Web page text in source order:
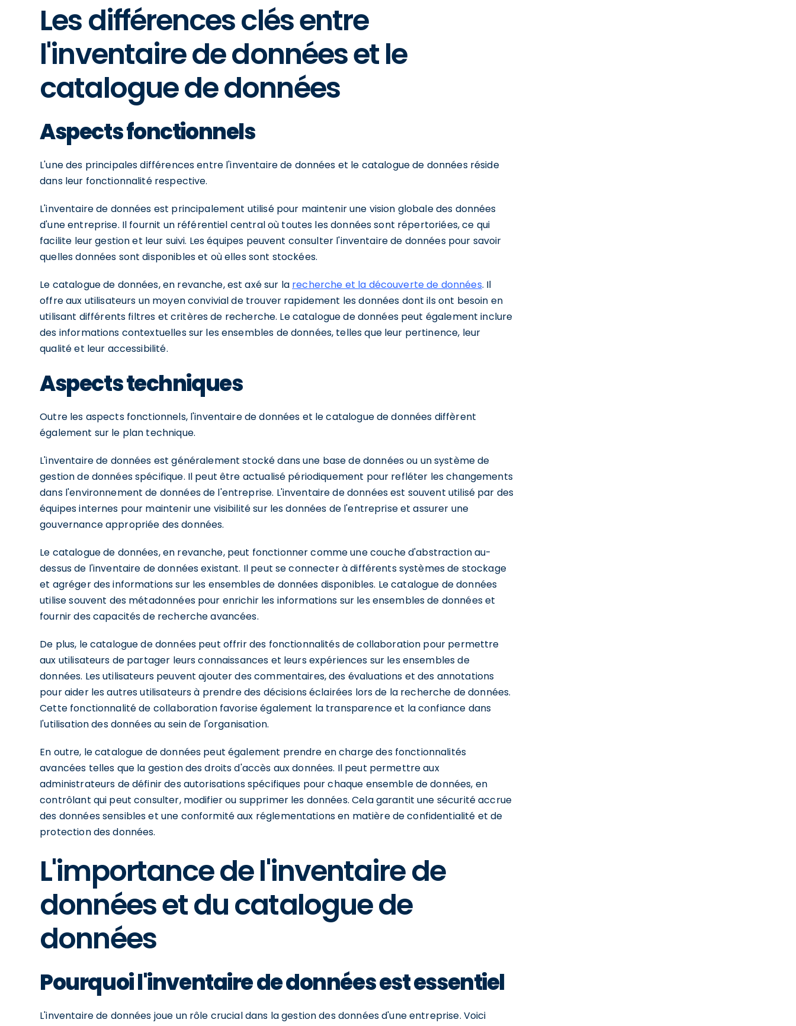
Les différences clés entre
l'inventaire de données et le
catalogue de données
Aspects fonctionnels
L'une des principales différences entre l'inventaire de données et le catalogue de données réside
dans leur fonctionnalité respective.
L'inventaire de données est principalement utilisé pour maintenir une vision globale des données
d'une entreprise. Il fournit un référentiel central où toutes les données sont répertoriées, ce qui
facilite leur gestion et leur suivi. Les équipes peuvent consulter l'inventaire de données pour savoir
quelles données sont disponibles et où elles sont stockées.
Le catalogue de données, en revanche, est axé sur la recherche et la découverte de données. Il
offre aux utilisateurs un moyen convivial de trouver rapidement les données dont ils ont besoin en
utilisant différents filtres et critères de recherche. Le catalogue de données peut également inclure
des informations contextuelles sur les ensembles de données, telles que leur pertinence, leur
qualité et leur accessibilité.
Aspects techniques
Outre les aspects fonctionnels, l'inventaire de données et le catalogue de données diffèrent
également sur le plan technique.
L'inventaire de données est généralement stocké dans une base de données ou un système de
gestion de données spécifique. Il peut être actualisé périodiquement pour refléter les changements
dans l'environnement de données de l'entreprise. L'inventaire de données est souvent utilisé par des
équipes internes pour maintenir une visibilité sur les données de l'entreprise et assurer une
gouvernance appropriée des données.
Le catalogue de données, en revanche, peut fonctionner comme une couche d'abstraction au-
dessus de l'inventaire de données existant. Il peut se connecter à différents systèmes de stockage
et agréger des informations sur les ensembles de données disponibles. Le catalogue de données
utilise souvent des métadonnées pour enrichir les informations sur les ensembles de données et
fournir des capacités de recherche avancées.
De plus, le catalogue de données peut offrir des fonctionnalités de collaboration pour permettre
aux utilisateurs de partager leurs connaissances et leurs expériences sur les ensembles de
données. Les utilisateurs peuvent ajouter des commentaires, des évaluations et des annotations
pour aider les autres utilisateurs à prendre des décisions éclairées lors de la recherche de données.
Cette fonctionnalité de collaboration favorise également la transparence et la confiance dans
l'utilisation des données au sein de l'organisation.
En outre, le catalogue de données peut également prendre en charge des fonctionnalités
avancées telles que la gestion des droits d'accès aux données. Il peut permettre aux
administrateurs de définir des autorisations spécifiques pour chaque ensemble de données, en
contrôlant qui peut consulter, modifier ou supprimer les données. Cela garantit une sécurité accrue
des données sensibles et une conformité aux réglementations en matière de confidentialité et de
protection des données.
L'importance de l'inventaire de
données et du catalogue de
données
Pourquoi l'inventaire de données est essentiel
L'inventaire de données joue un rôle crucial dans la gestion des données d'une entreprise. Voici